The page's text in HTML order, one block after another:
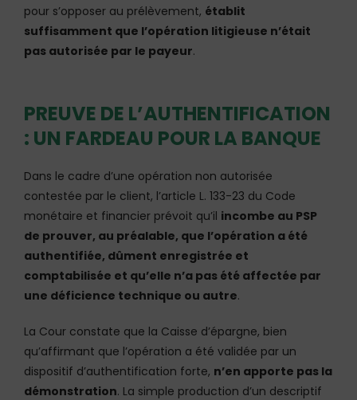
pour s’opposer au prélèvement, établit
suffisamment que l’opération litigieuse n’était
pas autorisée par le payeur.
PREUVE DE L’AUTHENTIFICATION
: UN FARDEAU POUR LA BANQUE
Dans le cadre d’une opération non autorisée
contestée par le client, l’article L. 133-23 du Code
monétaire et financier prévoit qu’il incombe au PSP
de prouver, au préalable, que l’opération a été
authentifiée, dûment enregistrée et
comptabilisée et qu’elle n’a pas été affectée par
une déficience technique ou autre.
La Cour constate que la Caisse d’épargne, bien
qu’affirmant que l’opération a été validée par un
dispositif d’authentification forte, n’en apporte pas la
démonstration. La simple production d’un descriptif